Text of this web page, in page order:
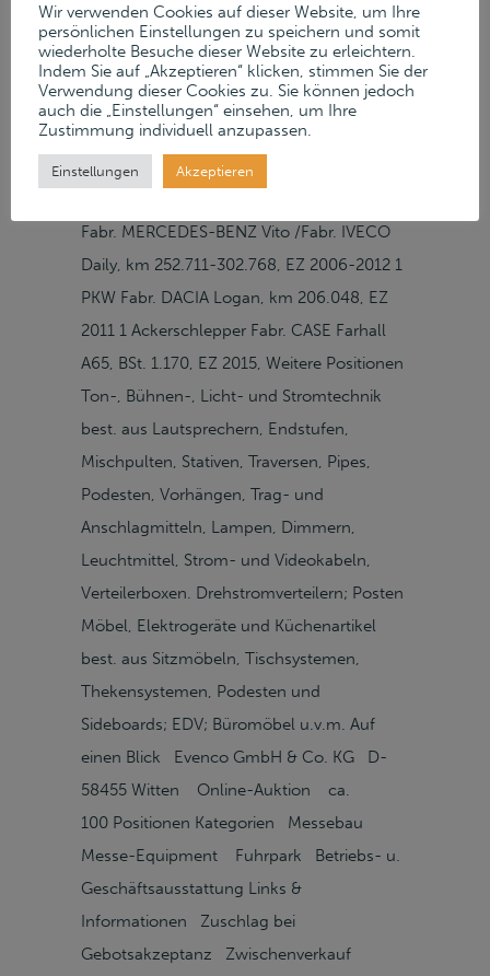
Fabr. VOLVO FH12-420, km 436.924, EZ
1999 1 Wechsel-Anhänger EZ 1999 4
Sattelauflieger Fabr.
SPERMANN/KRONE/TRABOSA/LAMPFERHOFF,
EZ 1987-1995 3-Achs-PKW-Anhänger Fabr.
Fabr. MERCEDES-BENZ Vito /Fabr. IVECO
Daily, km 252.711-302.768, EZ 2006-2012 1
PKW Fabr. DACIA Logan, km 206.048, EZ
2011 1 Ackerschlepper Fabr. CASE Farhall
A65, BSt. 1.170, EZ 2015, Weitere Positionen
Ton-, Bühnen-, Licht- und Stromtechnik
best. aus Lautsprechern, Endstufen,
Mischpulten, Stativen, Traversen, Pipes,
Podesten, Vorhängen, Trag- und
Anschlagmitteln, Lampen, Dimmern,
Leuchtmittel, Strom- und Videokabeln,
Verteilerboxen. Drehstromverteilern; Posten
Möbel, Elektrogeräte und Küchenartikel
best. aus Sitzmöbeln, Tischsystemen,
Thekensystemen, Podesten und
Sideboards; EDV; Büromöbel u.v.m. Auf
einen Blick Evenco GmbH & Co. KG D-
58455 Witten Online-Auktion ca.
100 Positionen Kategorien Messebau
Messe-Equipment Fuhrpark Betriebs- u.
Geschäftsausstattung Links &
Informationen Zuschlag bei
Gebotsakzeptanz Zwischenverkauf
Wir verwenden Cookies auf dieser Website, um Ihre
persönlichen Einstellungen zu speichern und somit
wiederholte Besuche dieser Website zu erleichtern.
Indem Sie auf „Akzeptieren“ klicken, stimmen Sie der
Verwendung dieser Cookies zu. Sie können jedoch
auch die „Einstellungen“ einsehen, um Ihre
Zustimmung individuell anzupassen.
Einstellungen Akzeptieren